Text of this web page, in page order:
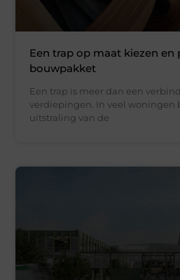
Een trap op maat kiezen en
bouwpakket
Een trap is meer dan een
verdiepingen. In veel woningen
uitstraling van de